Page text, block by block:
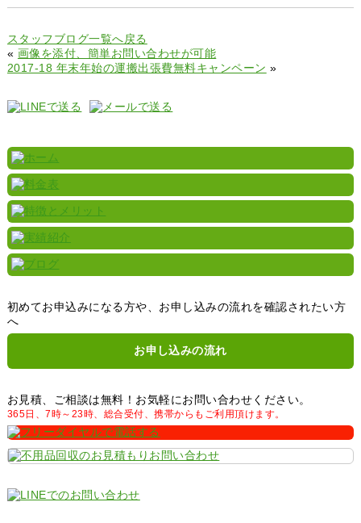
スタッフブログ一覧へ戻る
« 画像を添付、簡単お問い合わせが可能
2017-18 年末年始の運搬出張費無料キャンペーン »
初めてお申込みになる方や、お申し込みの流れを確認されたい方
へ
お申し込みの流れ
お見積、ご相談は無料！お気軽にお問い合わせください。
365日、7時～23時、総合受付、携帯からもご利用頂けます。